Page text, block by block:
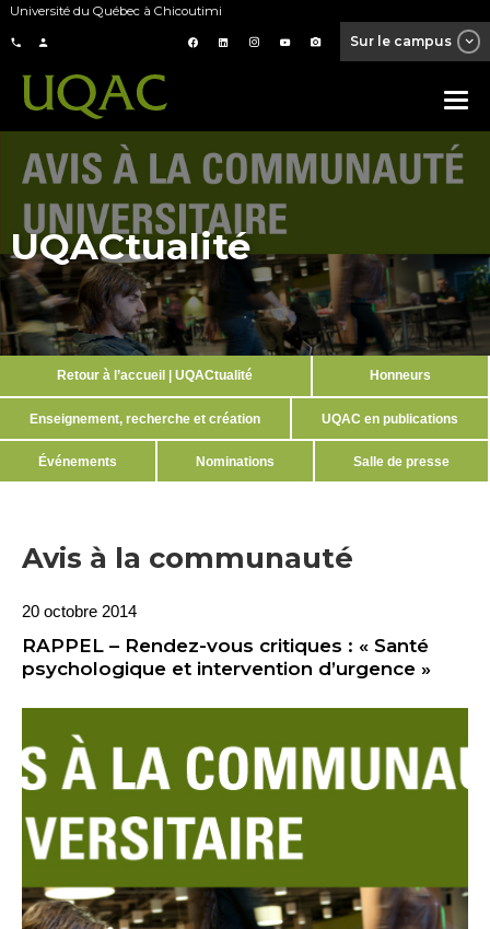
Université du Québec à Chicoutimi
Sur le campus
UQACtualité
Retour à l’accueil | UQACtualité Honneurs
Enseignement, recherche et création UQAC en publications
Événements Nominations Salle de presse
Avis à la communauté
20 octobre 2014
RAPPEL – Rendez-vous critiques : « Santé
psychologique et intervention d’urgence »